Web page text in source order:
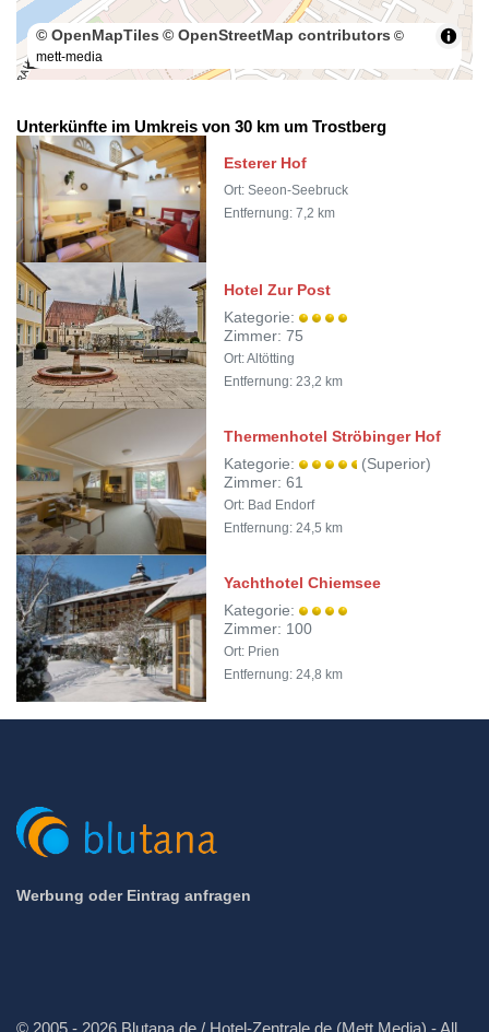
100 m
© OpenMapTiles © OpenStreetMap contributors ©
mett-media
Unterkünfte im Umkreis von 30 km um Trostberg
Esterer Hof
Ort: Seeon-Seebruck
Entfernung: 7,2 km
Hotel Zur Post
Kategorie:
Zimmer: 75
Ort: Altötting
Entfernung: 23,2 km
Thermenhotel Ströbinger Hof
Kategorie:
(Superior)
Zimmer: 61
Ort: Bad Endorf
Entfernung: 24,5 km
Yachthotel Chiemsee
Kategorie:
Zimmer: 100
Ort: Prien
Entfernung: 24,8 km
Werbung oder Eintrag anfragen
© 2005 - 2026 Blutana.de / Hotel-Zentrale.de (Mett Media) - All